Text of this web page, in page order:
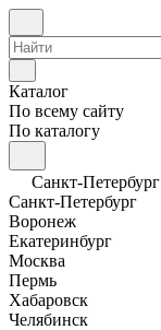
Каталог
По всему сайту
По каталогу
Санкт-Петербург
Санкт-Петербург
Воронеж
Екатеринбург
Москва
Пермь
Хабаровск
Челябинск